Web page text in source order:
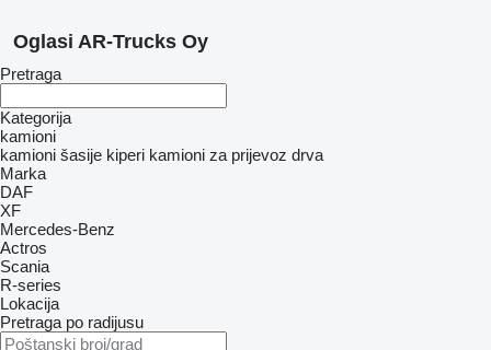
Oglasi AR-Trucks Oy
Pretraga
Kategorija
kamioni
kamioni šasije kiperi kamioni za prijevoz drva
Marka
DAF
XF
Mercedes-Benz
Actros
Scania
R-series
Lokacija
Pretraga po radijusu